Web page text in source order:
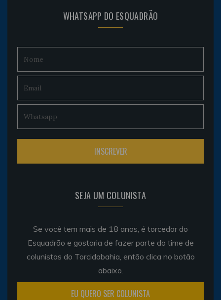
WHATSAPP DO ESQUADRÃO
SEJA UM COLUNISTA
Se você tem mais de 18 anos, é torcedor do
Esquadrão e gostaria de fazer parte do time de
colunistas do Torcidabahia, então clica no botão
abaixo.
EU QUERO SER COLUNISTA